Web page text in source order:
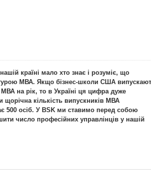
країні мало хто знає і розуміє, що
МВА. Якщо бізнес-школи США
на рік, то в Україні ця цифра дуже
кількість випускників МВА
500 осіб. У BSK ми ставимо перед собою
число професійних управлінців у нашій